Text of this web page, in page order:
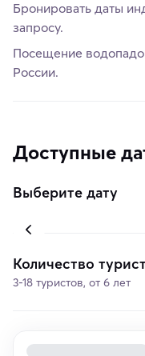
Бронировать даты
запросу.
Посещение
России.
Доступные
Выберите дату
Количество
3-18 туристов, от 6 лет